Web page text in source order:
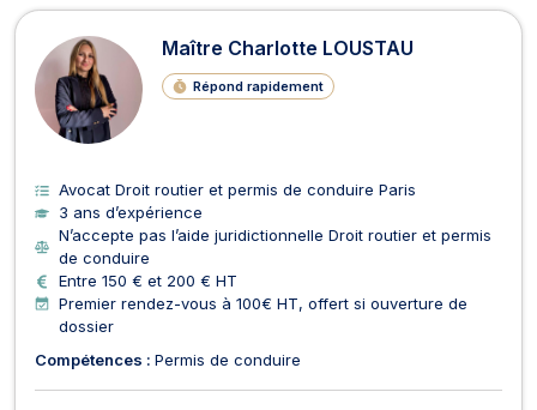
Maître Charlotte LOUSTAU
Répond rapidement
Avocat Droit routier et permis de conduire Paris
3 ans d’expérience
N’accepte pas l’aide juridictionnelle Droit routier et permis
de conduire
Entre 150 € et 200 € HT
Premier rendez-vous à 100€ HT, offert si ouverture de
dossier
Compétences : Permis de conduire